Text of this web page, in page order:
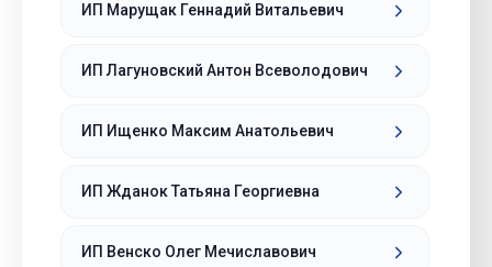
ИП Марущак Геннадий Витальевич
ИП Лагуновский Антон Всеволодович
ИП Ищенко Максим Анатольевич
ИП Жданок Татьяна Георгиевна
ИП Венско Олег Мечиславович